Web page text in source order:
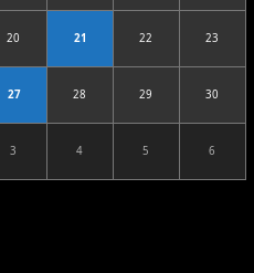
202026.08.20 212026.08.21 222026.08.22 23
272026.08.27 282026.08.28 292026.08.29 30
32026.09.03 42026.09.04 52026.09.05 6